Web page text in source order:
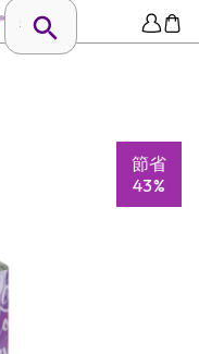
節省
43%